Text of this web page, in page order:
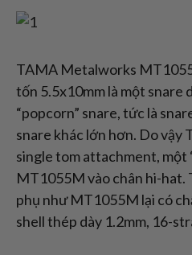
TAMA Metalworks
tốn 5.5x10mm là một snare
“popcorn” snare, tức là
snare khác lớn hơn. Do vậy
single tom attachment, một
MT1055M vào chân hi-hat.
phụ như MT1055M lại có
shell thép dày 1.2mm, 16-